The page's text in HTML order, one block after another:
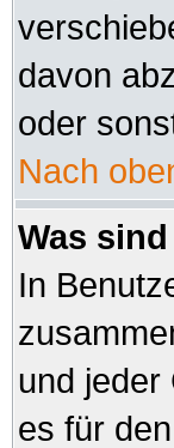
davon
oder
Nach
Was
In
und jeder
es für